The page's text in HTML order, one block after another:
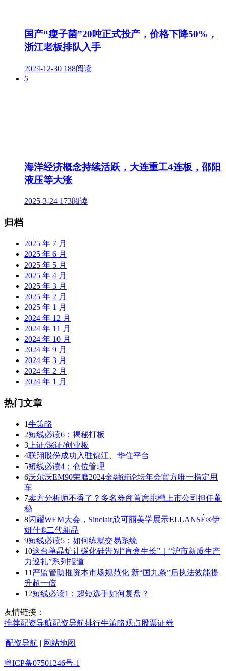
国产“瘦子菌”20吨正式投产，价格下降50%，
浙江老板排队入手
2024-12-30 188阅读
5
海洋经济概念持续活跃，大连重工4连板，邵阳
液压等大涨
2025-3-24 173阅读
归档
2025 年 7 月
2025 年 6 月
2025 年 5 月
2025 年 4 月
2025 年 3 月
2025 年 2 月
2025 年 1 月
2024 年 12 月
2024 年 11 月
2024 年 10 月
2024 年 9 月
2024 年 3 月
2024 年 2 月
2024 年 1 月
热门文章
1牛策略
2短线必读6：揭秘打板
3 上证/深证/创业板
4联翔股份成功入驻锦江、华住平台
5短线必读4：仓位管理
6沃尔沃EM90荣膺2024金融街论坛年会官方唯一指定用
车
7卖方分析师不香了？多名券商首席跳槽上市公司担任董
秘
8闪耀WEM大会，Sinclair欣可丽美学展示ELLANSÉ®伊
妍仕®二代新品
9短线必读5：如何练就交易系统
10这台单晶炉让碳化硅告别“盲盒生长”｜“沪市新质生产
力巡礼”系列报道
11 严监管助推资本市场规范化 新“国九条”后执法效能提
升超一倍
12短线必读1：超短选手如何复盘？
友情链接：
推荐配资导航配资导航排行牛策略观点股票证券
配资导航 | 网站地图
粤ICP备07501246号-1